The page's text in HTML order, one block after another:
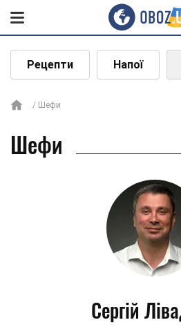
Рецепти Напої
Шефи
Шефи
Сергій